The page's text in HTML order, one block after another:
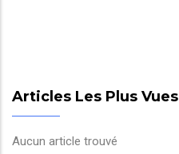
Articles Les Plus Vues
Aucun article trouvé